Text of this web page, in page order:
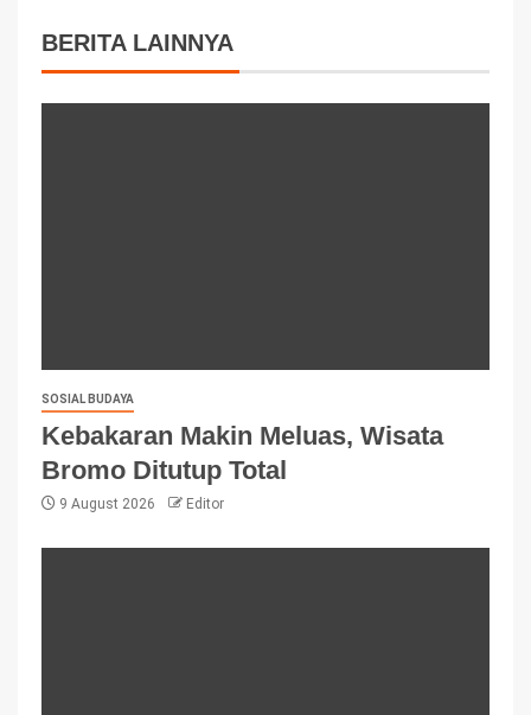
BERITA LAINNYA
SOSIAL BUDAYA
Kebakaran Makin Meluas, Wisata
Bromo Ditutup Total
9 August 2026 Editor